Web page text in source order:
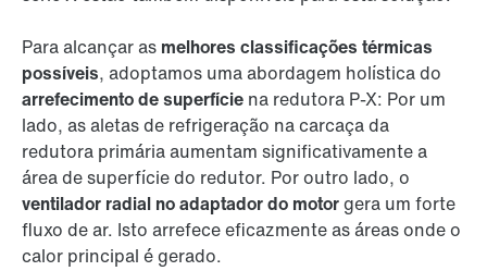
Para alcançar as melhores classificações térmicas
possíveis, adoptamos uma abordagem holística do
arrefecimento de superfície na redutora P-X: Por um
lado, as aletas de refrigeração na carcaça da
redutora primária aumentam significativamente a
área de superfície do redutor. Por outro lado, o
ventilador radial no adaptador do motorgera um forte
fluxo de ar. Isto arrefece eficazmente as áreas onde o
calor principal é gerado.